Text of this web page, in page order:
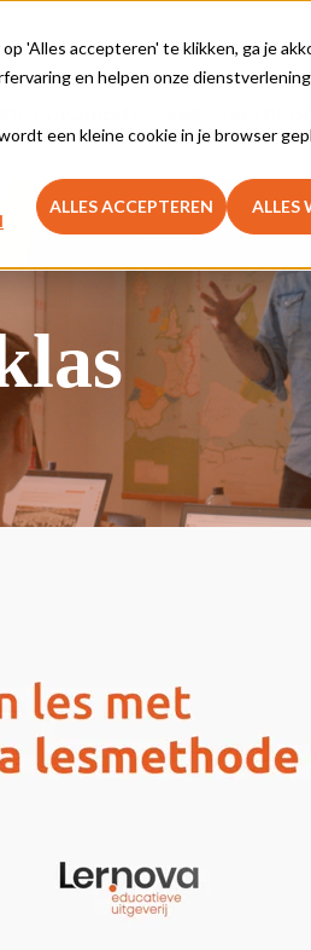
'Alles accepteren' te klikken, ga je
en helpen onze
een kleine cookie in je browser
ALLES ACCEPTEREN ALLES